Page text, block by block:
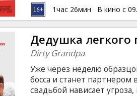
пуститься во все тяжкие!
латышском и русском
1час 26мин В кино с
Дедушка легкого
Dirty Grandpa
Уже через неделю
босса и станет
свадьбой нависает